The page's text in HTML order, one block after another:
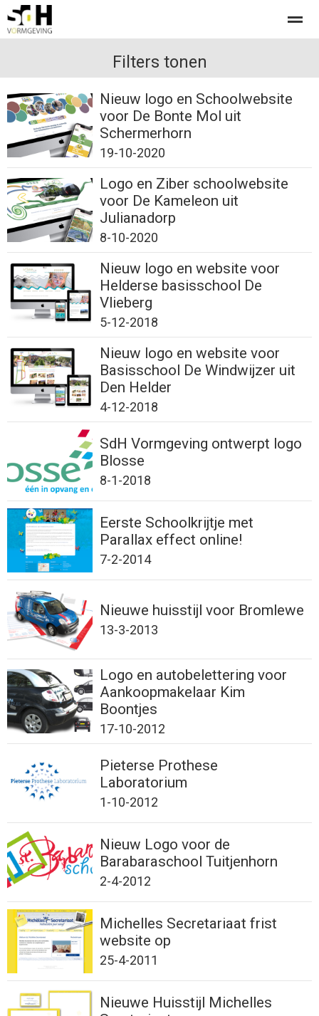
Offerte aanvragen bij SdH Vormgeving
Home Nieuws Contact
Filters tonen
Nieuw logo en Schoolwebsite
voor De Bonte Mol uit
Schermerhorn
19-10-2020
Logo en Ziber schoolwebsite
voor De Kameleon uit
Julianadorp
8-10-2020
Nieuw logo en website voor
Helderse basisschool De
Vlieberg
5-12-2018
Nieuw logo en website voor
Basisschool De Windwijzer uit
Den Helder
4-12-2018
SdH Vormgeving ontwerpt logo
Blosse
8-1-2018
Eerste Schoolkrijtje met
Parallax effect online!
7-2-2014
Nieuwe huisstijl voor Bromlewe
13-3-2013
Logo en autobelettering voor
Aankoopmakelaar Kim
Boontjes
17-10-2012
Pieterse Prothese
Laboratorium
1-10-2012
Nieuw Logo voor de
Barabaraschool Tuitjenhorn
2-4-2012
Michelles Secretariaat frist
website op
25-4-2011
Nieuwe Huisstijl Michelles